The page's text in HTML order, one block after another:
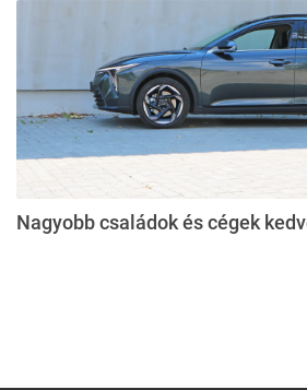
Nagyobb családok és cégek